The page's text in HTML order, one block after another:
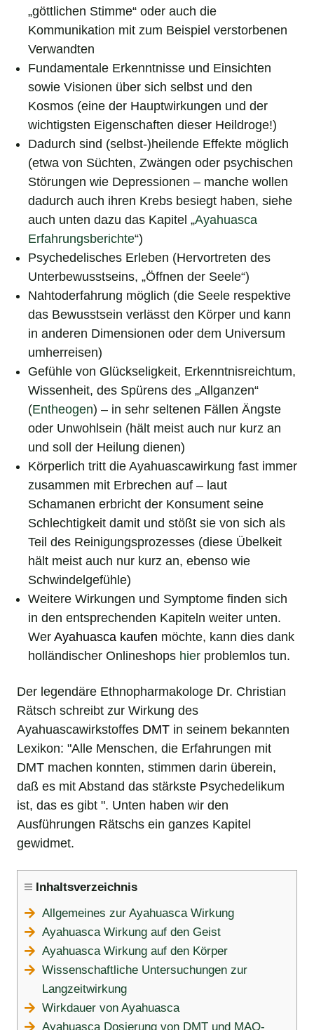
„göttlichen Stimme“ oder auch die
Kommunikation mit zum Beispiel verstorbenen
Verwandten
Fundamentale Erkenntnisse und Einsichten
sowie Visionen über sich selbst und den
Kosmos (eine der Hauptwirkungen und der
wichtigsten Eigenschaften dieser Heildroge!)
Dadurch sind (selbst-)heilende Effekte möglich
(etwa von Süchten, Zwängen oder psychischen
Störungen wie Depressionen – manche wollen
dadurch auch ihren Krebs besiegt haben, siehe
auch unten dazu das Kapitel „Ayahuasca
Erfahrungsberichte“)
Psychedelisches Erleben (Hervortreten des
Unterbewusstseins, „Öffnen der Seele“)
Nahtoderfahrung möglich (die Seele respektive
das Bewusstsein verlässt den Körper und kann
in anderen Dimensionen oder dem Universum
umherreisen)
Gefühle von Glückseligkeit, Erkenntnisreichtum,
Wissenheit, des Spürens des „Allganzen“
(Entheogen) – in sehr seltenen Fällen Ängste
oder Unwohlsein (hält meist auch nur kurz an
und soll der Heilung dienen)
Körperlich tritt die Ayahuascawirkung fast immer
zusammen mit Erbrechen auf – laut
Schamanen erbricht der Konsument seine
Schlechtigkeit damit und stößt sie von sich als
Teil des Reinigungsprozesses (diese Übelkeit
hält meist auch nur kurz an, ebenso wie
Schwindelgefühle)
Weitere Wirkungen und Symptome finden sich
in den entsprechenden Kapiteln weiter unten.
Wer Ayahuasca kaufen möchte, kann dies dank
holländischer Onlineshops hier problemlos tun.
Der legendäre Ethnopharmakologe Dr. Christian
Rätsch schreibt zur Wirkung des
Ayahuascawirkstoffes DMT in seinem bekannten
Lexikon: "Alle Menschen, die Erfahrungen mit
DMT machen konnten, stimmen darin überein,
daß es mit Abstand das stärkste Psychedelikum
ist, das es gibt ". Unten haben wir den
Ausführungen Rätschs ein ganzes Kapitel
gewidmet.
Inhaltsverzeichnis
Allgemeines zur Ayahuasca Wirkung
Ayahuasca Wirkung auf den Geist
Ayahuasca Wirkung auf den Körper
Wissenschaftliche Untersuchungen zur
Langzeitwirkung
Wirkdauer von Ayahuasca
Ayahuasca Dosierung von DMT und MAO-